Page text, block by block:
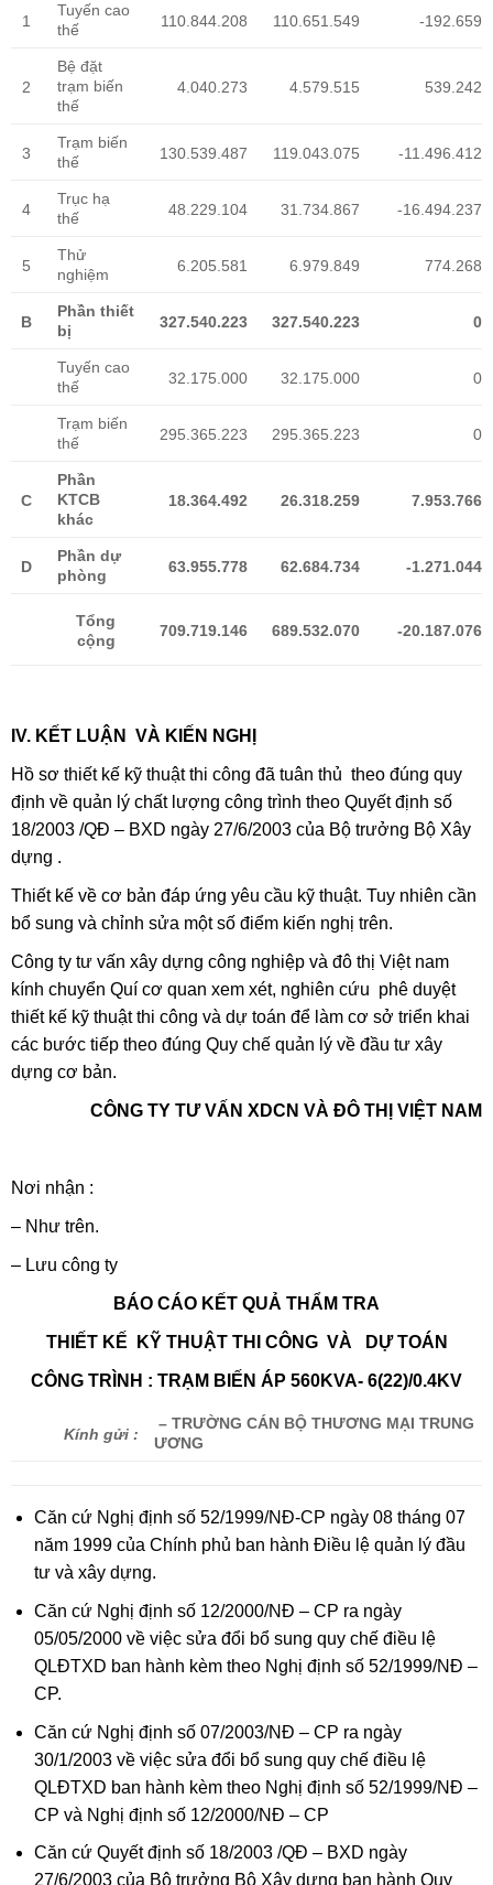
1
Tuyến cao
thế
110.844.208 110.651.549 -192.659
2
Bệ đặt
trạm biến
thế
4.040.273 4.579.515 539.242
3
Trạm biến
thế
130.539.487 119.043.075 -11.496.412
4
Trục hạ
thế
48.229.104 31.734.867 -16.494.237
5
Thử
nghiệm
6.205.581 6.979.849 774.268
B
Phần thiết
bị
327.540.223 327.540.223 0
Tuyến cao
thế
32.175.000 32.175.000 0
Trạm biến
thế
295.365.223 295.365.223 0
C
Phần
KTCB
khác
18.364.492 26.318.259 7.953.766
D
Phần dự
phòng
63.955.778 62.684.734 -1.271.044
Tổng
cộng
709.719.146 689.532.070 -20.187.076
IV. KẾT LUẬN VÀ KIẾN NGHỊ
Hồ sơ thiết kế kỹ thuật thi công đã tuân thủ theo đúng quy
định về quản lý chất lượng công trình theo Quyết định số
18/2003 /QĐ – BXD ngày 27/6/2003 của Bộ trưởng Bộ Xây
dựng .
Thiết kế về cơ bản đáp ứng yêu cầu kỹ thuật. Tuy nhiên cần
bổ sung và chỉnh sửa một số điểm kiến nghị trên.
Công ty tư vấn xây dựng công nghiệp và đô thị Việt nam
kính chuyển Quí cơ quan xem xét, nghiên cứu phê duyệt
thiết kế kỹ thuật thi công và dự toán để làm cơ sở triển khai
các bước tiếp theo đúng Quy chế quản lý về đầu tư xây
dựng cơ bản.
CÔNG TY TƯ VẤN XDCN VÀ ĐÔ THỊ VIỆT NAM
Nơi nhận :
– Như trên.
– Lưu công ty
BÁO CÁO KẾT QUẢ THẨM TRA
THIẾT KẾ KỸ THUẬT THI CÔNG VÀ DỰ TOÁN
CÔNG TRÌNH : TRẠM BIẾN ÁP 560KVA- 6(22)/0.4KV
Kính gửi :
– TRƯỜNG CÁN BỘ THƯƠNG MẠI TRUNG
ƯƠNG
Căn cứ Nghị định số 52/1999/NĐ-CP ngày 08 tháng 07
năm 1999 của Chính phủ ban hành Điều lệ quản lý đầu
tư và xây dựng.
Căn cứ Nghị định số 12/2000/NĐ – CP ra ngày
05/05/2000 về việc sửa đổi bổ sung quy chế điều lệ
QLĐTXD ban hành kèm theo Nghị định số 52/1999/NĐ –
CP.
Căn cứ Nghị định số 07/2003/NĐ – CP ra ngày
30/1/2003 về việc sửa đổi bổ sung quy chế điều lệ
QLĐTXD ban hành kèm theo Nghị định số 52/1999/NĐ –
CP và Nghị định số 12/2000/NĐ – CP
Căn cứ Quyết định số 18/2003 /QĐ – BXD ngày
27/6/2003 của Bộ trưởng Bộ Xây dựng ban hành Quy